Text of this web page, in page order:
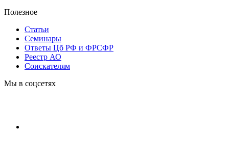
Полезное
Статьи
Cеминары
Ответы Цб РФ и ФРСФР
Реестр АО
Соискателям
Мы в соцсетях